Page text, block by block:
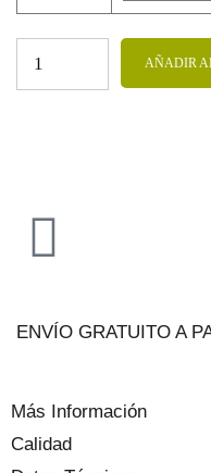
AÑADIR
ENVÍO GRATUITO A
Más Información
Calidad